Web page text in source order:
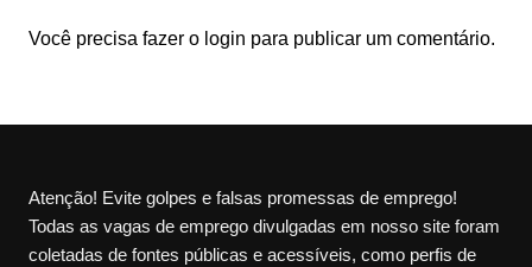
Você precisa fazer o login para publicar um comentário.
Atenção! Evite golpes e falsas promessas de emprego!
Todas as vagas de emprego divulgadas em nosso site foram
coletadas de fontes públicas e acessíveis, como perfis de